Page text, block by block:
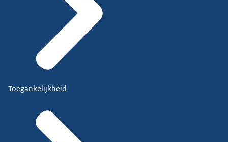
Toegankelijkheid